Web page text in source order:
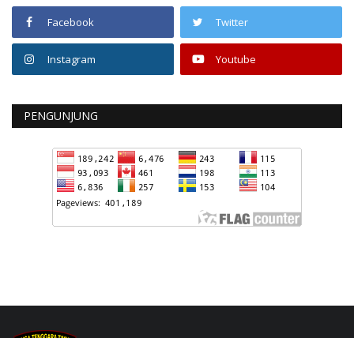
Facebook Twitter
Instagram Youtube
PENGUNJUNG